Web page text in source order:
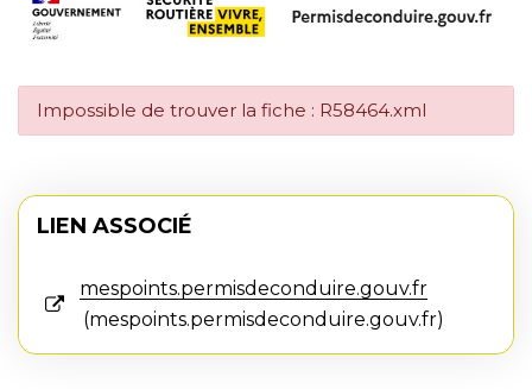
Impossible de trouver la fiche : R58464.xml
LIEN ASSOCIÉ
mespoints.permisdeconduire.gouv.fr
mespoints.permisdeconduire.gouv.fr